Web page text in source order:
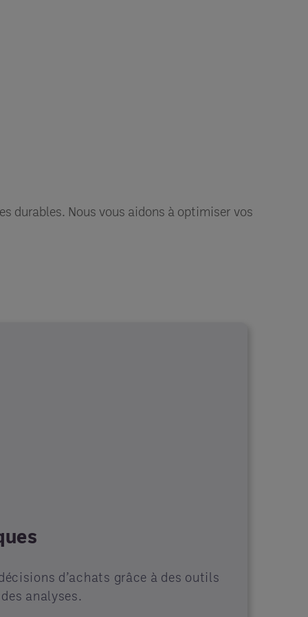
durables. Nous vous aidons à optimiser vos
d’achats grâce à des outils
analyses.